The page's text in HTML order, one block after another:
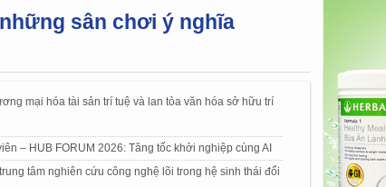
sân chơi ý nghĩa
mại hóa tài sản trí tuệ và lan tỏa văn hóa sở hữu trí
– HUB FORUM 2026: Tăng tốc khởi nghiệp cùng AI
tâm nghiên cứu công nghệ lõi trong hệ sinh thái đổi